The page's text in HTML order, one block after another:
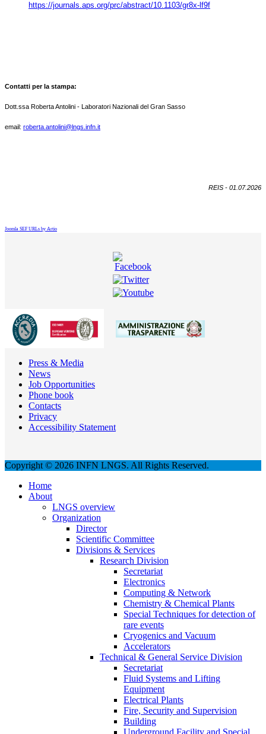
https://journals.aps.org/prc/abstract/10.1103/gr8x-lf9f
Contatti per la stampa:
Dott.ssa Roberta Antolini - Laboratori Nazionali del Gran Sasso
email: roberta.antolini@lngs.infn.it
REIS - 01.07.2026
Joomla SEF URLs by Artio
Press & Media
News
Job Opportunities
Phone book
Contacts
Privacy
Accessibility Statement
Copyright © 2026 INFN LNGS. All Rights Reserved.
Home
About
LNGS overview
Organization
Director
Scientific Committee
Divisions & Services
Research Division
Secretariat
Electronics
Computing & Network
Chemistry & Chemical Plants
Special Techniques for detection of
rare events
Cryogenics and Vacuum
Accelerators
Technical & General Service Division
Secretariat
Fluid Systems and Lifting
Equipment
Electrical Plants
Fire, Security and Supervision
Building